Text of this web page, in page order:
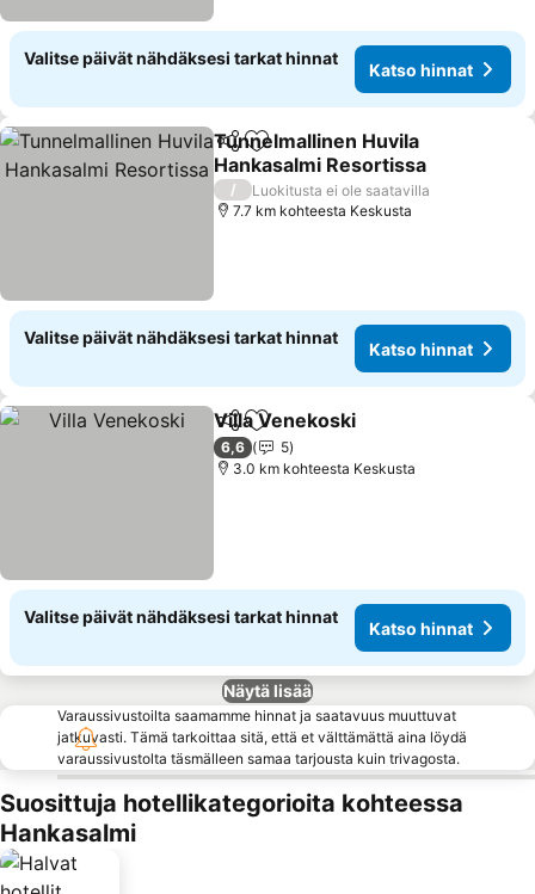
Valitse päivät nähdäksesi tarkat hinnat
Katso hinnat
Jaa Lisää suosikkeihin
Tunnelmallinen Huvila
Hankasalmi Resortissa
Katso hinnat
/
Luokitusta ei ole saatavilla
7.7 km kohteesta Keskusta
Valitse päivät nähdäksesi tarkat hinnat
Katso hinnat
Jaa Lisää suosikkeihin
Villa Venekoski
6,6
5
3.0 km kohteesta Keskusta
Valitse päivät nähdäksesi tarkat hinnat
Katso hinnat
Näytä lisää
Varaussivustoilta saamamme hinnat ja saatavuus muuttuvat
jatkuvasti. Tämä tarkoittaa sitä, että et välttämättä aina löydä
varaussivustolta täsmälleen samaa tarjousta kuin trivagosta.
Suosittuja hotellikategorioita kohteessa
Hankasalmi